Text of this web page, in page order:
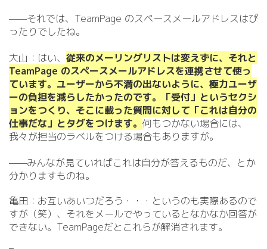
——それでは、TeamPage のスペースメールアドレスはぴ
ったりでしたね。
大山：はい、 従来のメーリングリストは変えずに、それと
TeamPage のスペースメールアドレスを連携させて使っ
ています。ユーザーから不満の出ないように、極力ユーザ
ーの負担を減らしたかったのです。「受付」というセクシ
ョンをつくり、そこに載った質問に対して「これは自分の
仕事だな」とタグをつけます。 何もつかない場合には、
我々が担当のラベルをつける場合もありますが。
——みんなが見ていればこれは自分が答えるものだ、とか
分かりますものね。
亀田：お互いあいつだろう・・・というのも実際あるので
すが（笑）、それをメールでやっているとなかなか回答が
できない。TeamPageだとこれらが解消されます。